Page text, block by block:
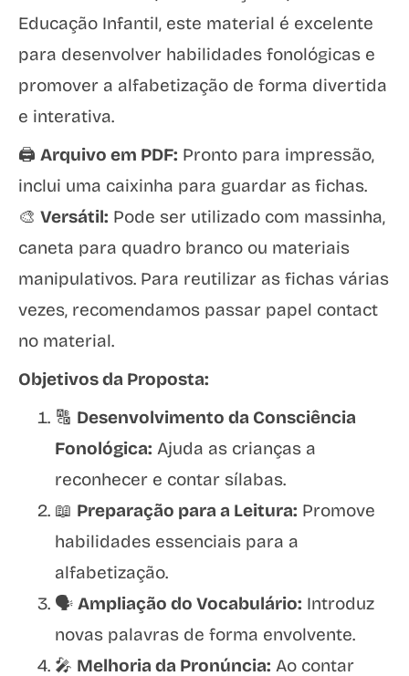
Educação Infantil, este material é excelente
para desenvolver habilidades fonológicas e
promover a alfabetização de forma divertida
e interativa.
🖨️ Arquivo em PDF: Pronto para impressão,
inclui uma caixinha para guardar as fichas.
🎨 Versátil: Pode ser utilizado com massinha,
caneta para quadro branco ou materiais
manipulativos. Para reutilizar as fichas várias
vezes, recomendamos passar papel contact
no material.
Objetivos da Proposta:
🔠 Desenvolvimento da Consciência
Fonológica: Ajuda as crianças a
reconhecer e contar sílabas.
📖 Preparação para a Leitura: Promove
habilidades essenciais para a
alfabetização.
🗣️ Ampliação do Vocabulário: Introduz
novas palavras de forma envolvente.
🎤 Melhoria da Pronúncia: Ao contar